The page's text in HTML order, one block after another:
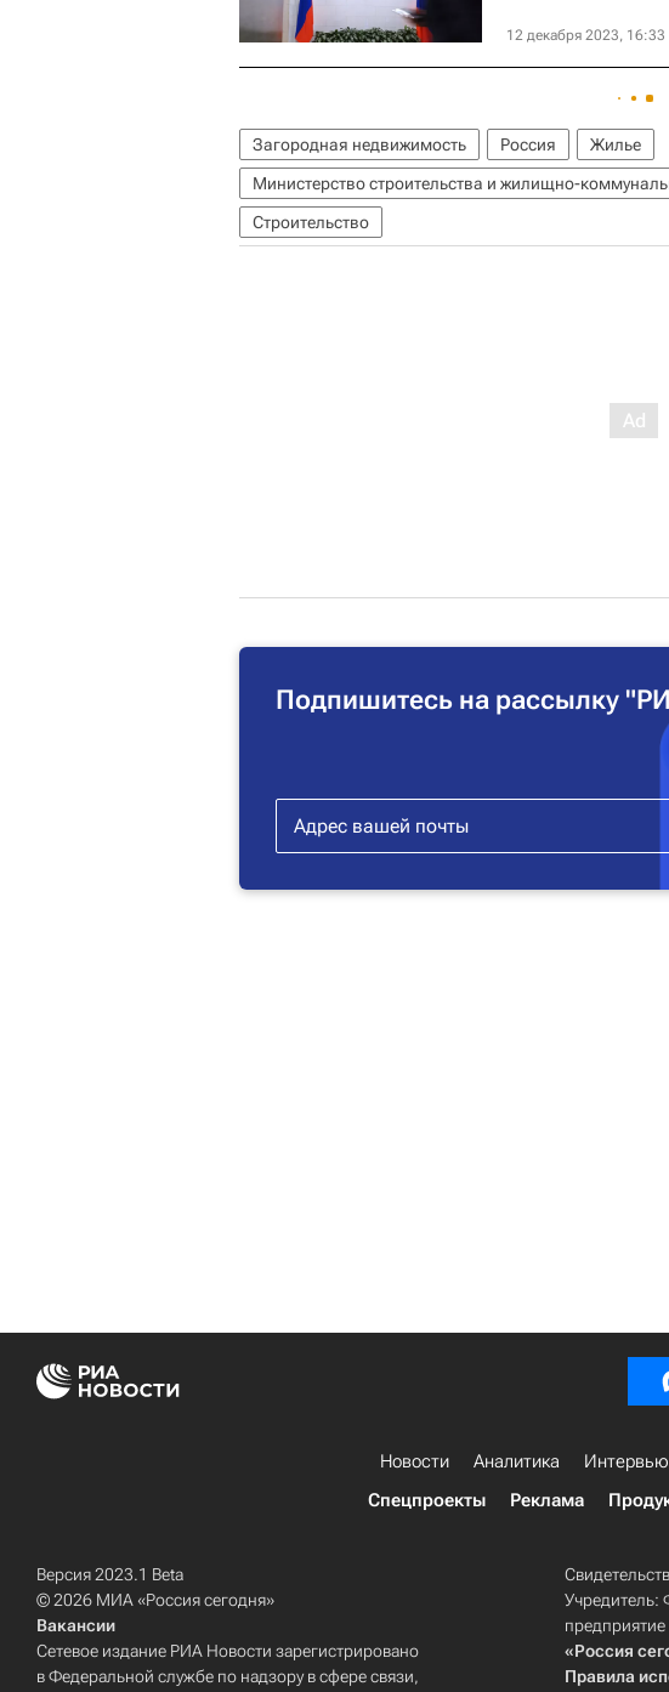
12 декабря 2023, 16:33
Загородная недвижимость Россия
Жилье
Министерство строительства и жилищно-
Строительство
Подпишитесь на рассылку
Новости Аналитика Интервью
Спецпроекты
Реклама
Версия 2023.1 Beta
© 2026 МИА «Россия сегодня»
Вакансии
Сетевое издание РИА Новости зарегистрировано
в Федеральной службе по надзору в сфере связи,
Учредитель:
«Россия
Правила